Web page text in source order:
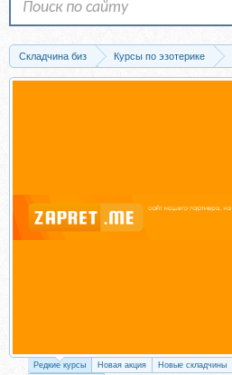
Складчина биз Курсы по эзотерике
Скачать Медиумизм (Елена Дунаева)
Редкие курсы Новая акция Новые складчины